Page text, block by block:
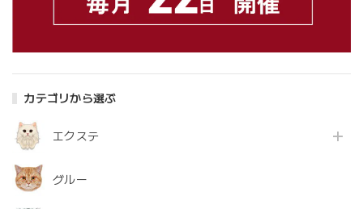
カテゴリから選ぶ
エクステ
グルー